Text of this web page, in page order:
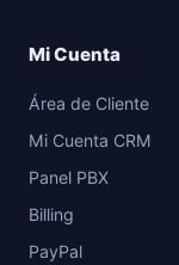
Mi Cuenta
Área de Cliente
Mi Cuenta CRM
Panel PBX
Billing
PayPal